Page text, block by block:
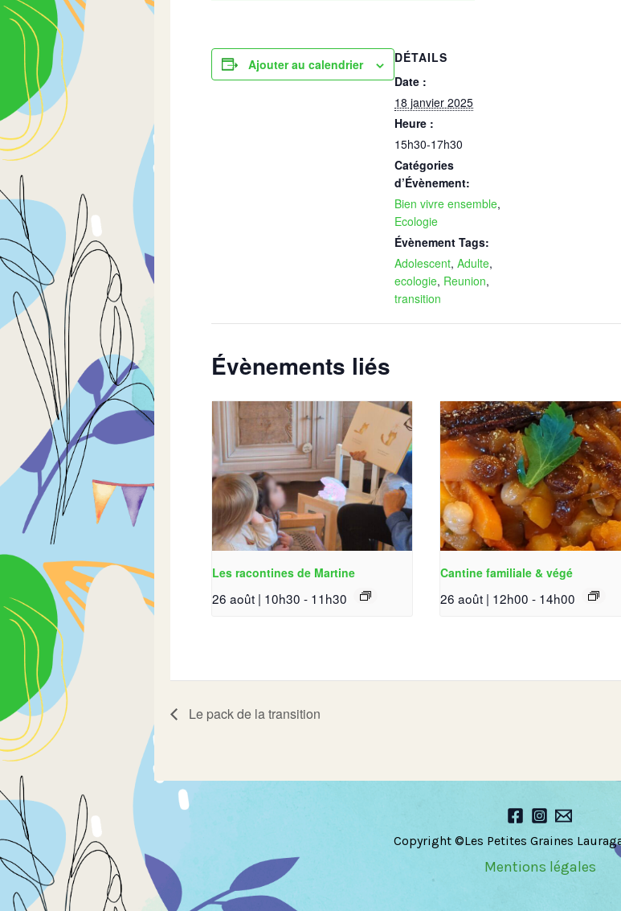
Ajouter au calendrier
DÉTAILS
Date :
18 janvier 2025
Heure :
15h30-17h30
Catégories
d’Évènement:
Bien vivre ensemble,
Ecologie
Évènement Tags:
Adolescent, Adulte,
ecologie, Reunion,
transition
Évènements liés
Les racontines de Martine
26 août | 10h30 - 11h30
Cantine familiale & végé
26 août | 12h00 - 14h00
Le pack de la transition
Copyright ©Les Petites Graines
Mentions légales